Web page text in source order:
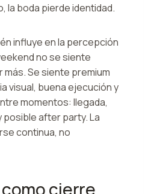
la boda pierde identidad.
influye en la percepción
no se siente
Se siente premium
visual, buena ejecución y
momentos: llegada,
after party. La
continua, no
cierre